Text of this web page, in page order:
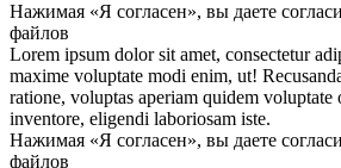
Нажимая «Я согласен», вы даете
файлов
Lorem ipsum dolor sit amet, consectetur
maxime voluptate modi enim, ut!
ratione, voluptas aperiam quidem
inventore, eligendi laboriosam iste.
Нажимая «Я согласен», вы даете
файлов